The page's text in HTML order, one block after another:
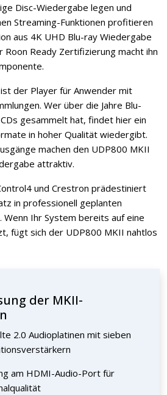
Disc-Wiedergabe legen und
Streaming-Funktionen profitieren
aus 4K UHD Blu-ray Wiedergabe
Roon Ready Zertifizierung macht ihn
der Player für Anwender mit
Wer über die Jahre Blu-
gesammelt hat, findet hier ein
in hoher Qualität wiedergibt.
machen den UDP800 MKII
attraktiv.
und Crestron prädestiniert
in professionell geplanten
Wenn Ihr System bereits auf eine
fügt sich der UDP800 MKII nahtlos
der MKII-
2.0 Audioplatinen mit sieben
am HDMI-Audio-Port für